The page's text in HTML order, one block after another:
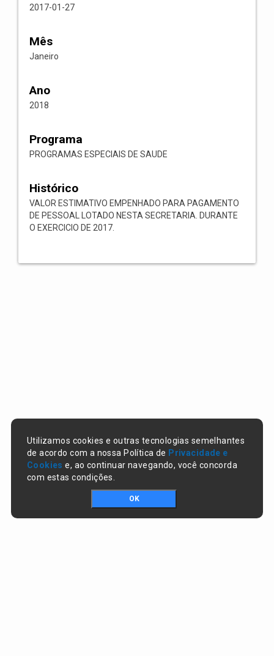
2017-01-27
Mês
Janeiro
Ano
2018
Programa
PROGRAMAS ESPECIAIS DE SAUDE
Histórico
VALOR ESTIMATIVO EMPENHADO PARA PAGAMENTO
DE PESSOAL LOTADO NESTA SECRETARIA. DURANTE
O EXERCICIO DE 2017.
Utilizamos cookies e outras tecnologias semelhantes
de acordo com a nossa Política de Privacidade e
Cookies e, ao continuar navegando, você concorda
com estas condições.
OK